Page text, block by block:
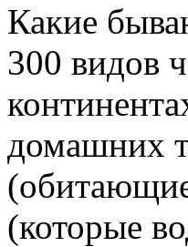
Какие
300 видов
домашних
(которые